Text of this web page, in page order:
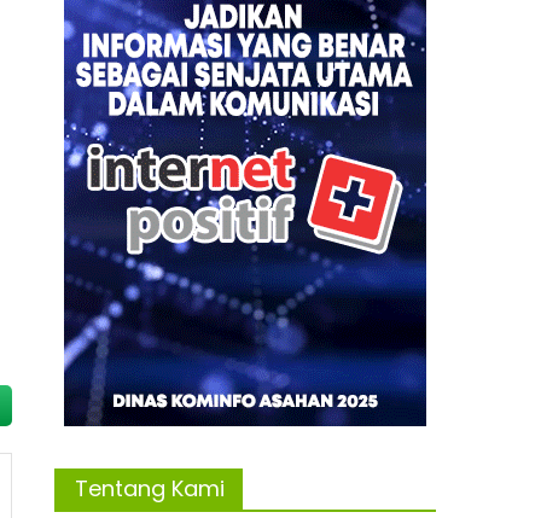
Tentang Kami